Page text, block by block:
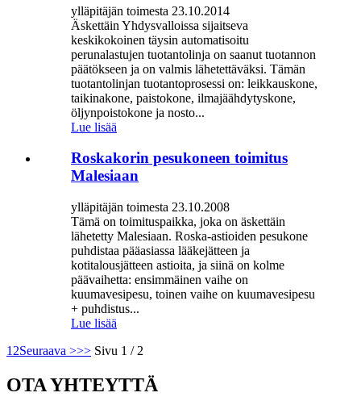
ylläpitäjän toimesta 23.10.2014
Äskettäin Yhdysvalloissa sijaitseva
keskikokoinen täysin automatisoitu
perunalastujen tuotantolinja on saanut tuotannon
päätökseen ja on valmis lähetettäväksi. Tämän
tuotantolinjan tuotantoprosessi on: leikkauskone,
taikinakone, paistokone, ilmajäähdytyskone,
öljynpoistokone ja nosto...
Lue lisää
Roskakorin pesukoneen toimitus
Malesiaan
ylläpitäjän toimesta 23.10.2008
Tämä on toimituspaikka, joka on äskettäin
lähetetty Malesiaan. Roska-astioiden pesukone
puhdistaa pääasiassa lääkejätteen ja
kotitalousjätteen astioita, ja siinä on kolme
päävaihetta: ensimmäinen vaihe on
kuumavesipesu, toinen vaihe on kuumavesipesu
+ puhdistus...
Lue lisää
1 2Seuraava >>> Sivu 1 / 2
OTA YHTEYTTÄ